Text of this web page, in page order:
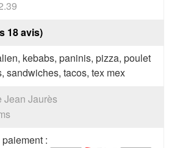
18 avis)
kebabs, paninis, pizza, poulet
sandwiches, tacos, tex mex
Jean Jaurès
: